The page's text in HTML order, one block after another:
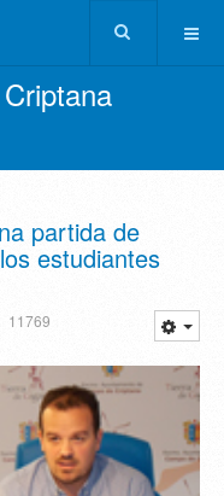
partida de
estudiantes
11769